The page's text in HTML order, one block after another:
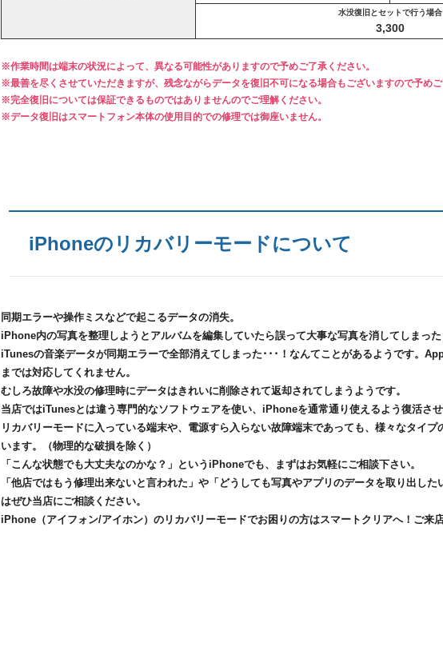
水没復旧とセットで行う場合
3,300
※作業時間は端末の状況によって、異なる可能性がありますので予めご了承ください。
※最善を尽くさせていただきますが、残念ながらデータを復旧不可になる場合もございますので予めご
※完全復旧については保証できるものではありませんのでご理解ください。
※データ復旧はスマートフォン本体の使用目的での修理では御座いません。
iPhoneのリカバリーモードについて
同期エラーや操作ミスなどで起こるデータの消失。
iPhone内の写真を整理しようとアルバムを編集していたら誤って大事な写真を消してしまった
iTunesの音楽データが同期エラーで全部消えてしまった･･･！なんてことがあるようです。
までは対応してくれません。
むしろ故障や水没の修理時にデータはきれいに削除されて返却されてしまうようです。
当店ではiTunesとは違う専門的なソフトウェアを使い、iPhoneを通常通り使えるよう復活させ
リカバリーモードに入っている端末や、電源すら入らない故障端末であっても、様々なタイプ
います。（物理的な破損を除く）
「こんな状態でも大丈夫なのかな？」というiPhoneでも、まずはお気軽にご相談下さい。
「他店ではもう修理出来ないと言われた」や「どうしても写真やアプリのデータを取り出し
はぜひ当店にご相談ください。
iPhone（アイフォン/アイホン）のリカバリーモードでお困りの方はスマートクリアへ！ご来